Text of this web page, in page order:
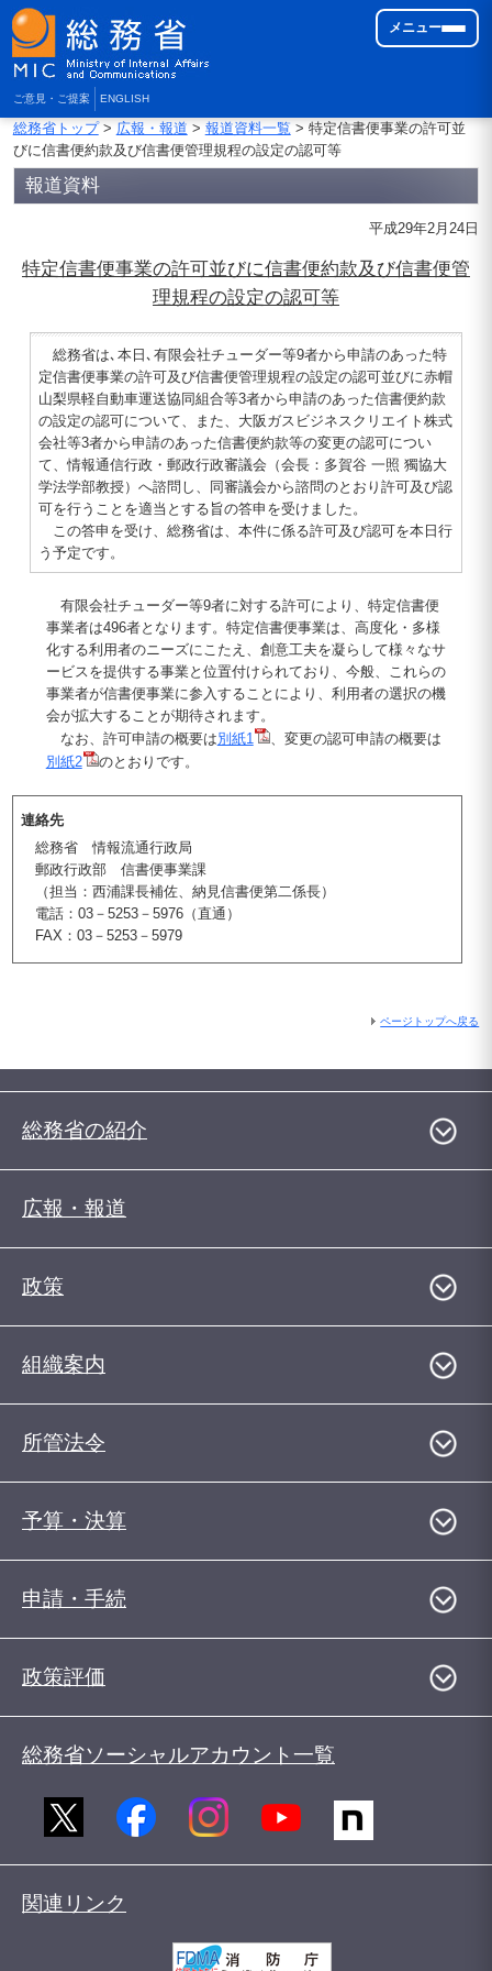
ご意見・ご提案 ENGLISH
メニュー
総務省トップ> 広報・報道 > 報道資料一覧> 特定信書便事業の許可並
びに信書便約款及び信書便管理規程の設定の認可等
報道資料
平成29年2月24日
特定信書便事業の許可並びに信書便約款及び信書便管
理規程の設定の認可等
総務省は､本日､有限会社チューダー等9者から申請のあった特
定信書便事業の許可及び信書便管理規程の設定の認可並びに赤帽
山梨県軽自動車運送協同組合等3者から申請のあった信書便約款
の設定の認可について、また、大阪ガスビジネスクリエイト株式
会社等3者から申請のあった信書便約款等の変更の認可につい
て、情報通信行政・郵政行政審議会（会長：多賀谷 一照 獨協大
学法学部教授）へ諮問し、同審議会から諮問のとおり許可及び認
可を行うことを適当とする旨の答申を受けました。
この答申を受け、総務省は、本件に係る許可及び認可を本日行
う予定です。
有限会社チューダー等9者に対する許可により、特定信書便
事業者は496者となります。特定信書便事業は、高度化・多様
化する利用者のニーズにこたえ、創意工夫を凝らして様々なサ
ービスを提供する事業と位置付けられており、今般、これらの
事業者が信書便事業に参入することにより、利用者の選択の機
会が拡大することが期待されます。
なお、許可申請の概要は別紙1
、変更の認可申請の概要は
別紙2
のとおりです。
連絡先
総務省 情報流通行政局
郵政行政部 信書便事業課
（担当：西浦課長補佐、納見信書便第二係長）
電話：03－5253－5976（直通）
FAX：03－5253－5979
ページトップへ戻る
総務省の紹介
広報・報道
政策
組織案内
所管法令
予算・決算
申請・手続
政策評価
総務省ソーシャルアカウント一覧
関連リンク